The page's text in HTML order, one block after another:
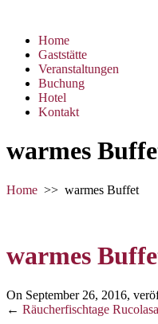
Home
Gaststätte
Veranstaltungen
Buchung
Hotel
Kontakt
warmes
Home >> warmes Buffet
warmes
On September 26, 2016,
← Räucherfischtage